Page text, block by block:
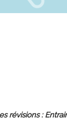
révisions :